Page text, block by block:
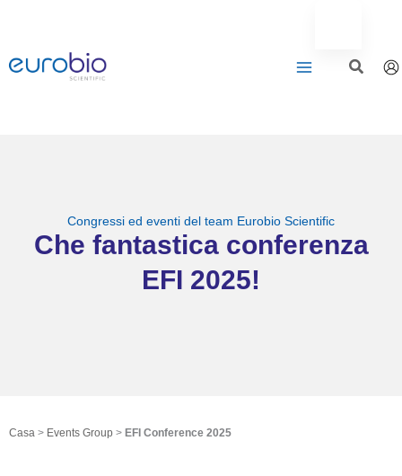
contenuto
Congressi ed eventi del team Eurobio Scientific
Che fantastica conferenza
EFI 2025!
Casa > Events Group > EFI Conference 2025